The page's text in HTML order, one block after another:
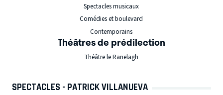
Spectacles musicaux
Comédies et boulevard
Contemporains
Théâtres de prédilection
Théâtre le Ranelagh
SPECTACLES - PATRICK VILLANUEVA